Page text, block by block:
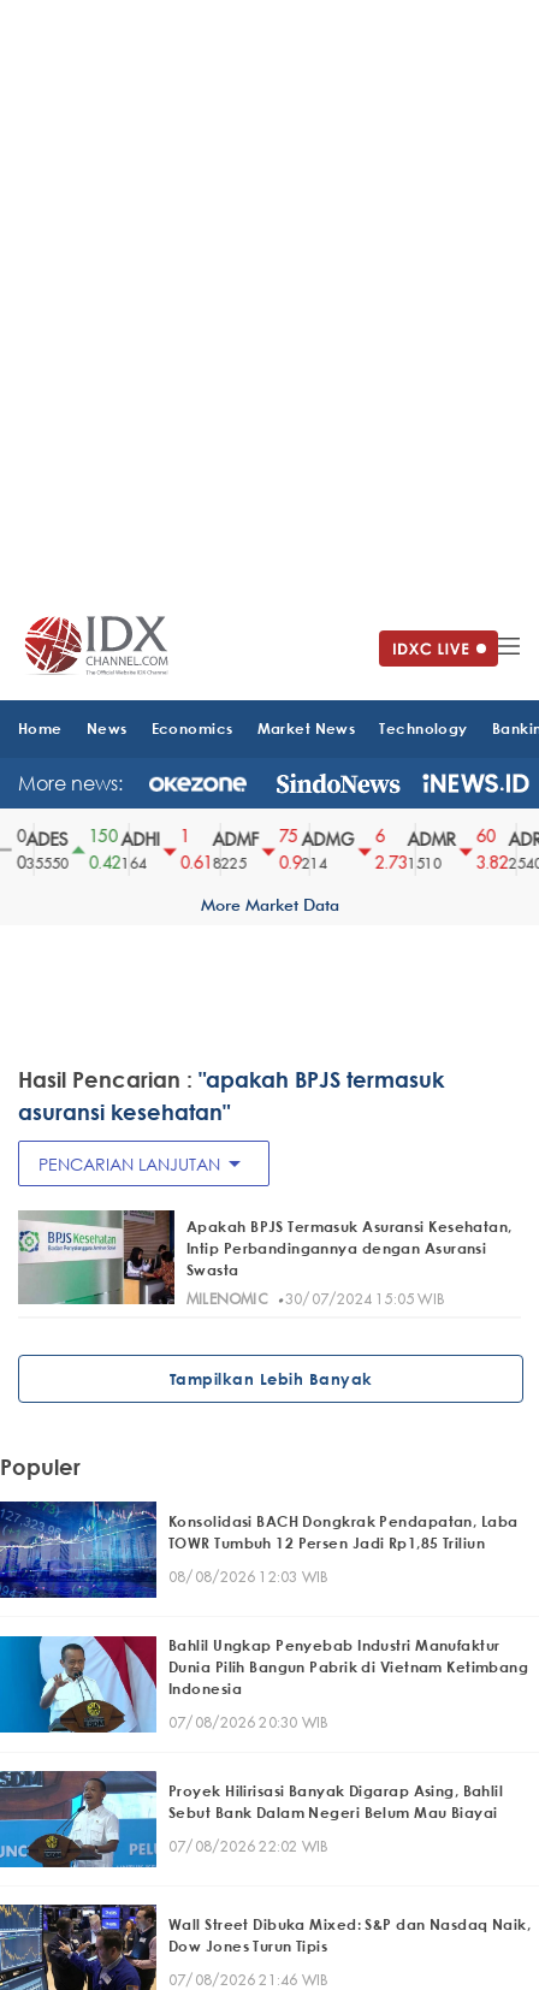
Home News Economics Market News Technology
More news:
0
0
ADES
35550
150
0.42
ADHI
164
0.61
ADMF
8225
75
0.9
ADMG
214
6
2.73
ADMR
1510
60
3.822540
More Market Data
Hasil Pencarian : "apakah BPJS termasuk
asuransi kesehatan"
PENCARIAN LANJUTAN arrow_drop_down
Apakah BPJS Termasuk Asuransi Kesehatan,
Intip Perbandingannya dengan Asuransi
Swasta
MILENOMIC· 30/07/2024 15:05 WIB
Tampilkan Lebih Banyak
Populer
Konsolidasi BACH Dongkrak Pendapatan, Laba
TOWR Tumbuh 12 Persen Jadi Rp1,85 Triliun
08/08/2026 12:03 WIB
Bahlil Ungkap Penyebab Industri Manufaktur
Dunia Pilih Bangun Pabrik di Vietnam Ketimbang
Indonesia
07/08/2026 20:30 WIB
Proyek Hilirisasi Banyak Digarap Asing, Bahlil
Sebut Bank Dalam Negeri Belum Mau Biayai
07/08/2026 22:02 WIB
Wall Street Dibuka Mixed: S&P dan Nasdaq Naik,
Dow Jones Turun Tipis
07/08/2026 21:46 WIB